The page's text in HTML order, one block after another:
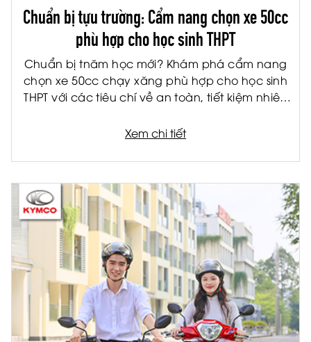
Chuẩn bị tựu trường: Cẩm nang chọn xe 50cc
phù hợp cho học sinh THPT
Chuẩn bị tnăm học mới? Khám phá cẩm nang
chọn xe 50cc chạy xăng phù hợp cho học sinh
THPT với các tiêu chí về an toàn, tiết kiệm nhiên
Xem chi tiết